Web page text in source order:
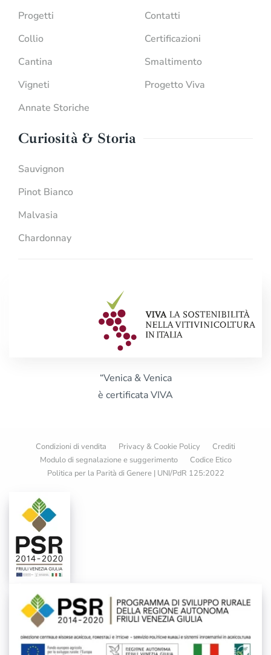
Progetti
Collio
Cantina
Vigneti
Annate Storiche
Contatti
Certificazioni
Smaltimento
Progetto Viva
Curiosità & Storia
Sauvignon
Pinot Bianco
Malvasia
Chardonnay
“Venica & Venica
è certificata VIVA
Condizioni di vendita Privacy & Cookie Policy
Crediti
Modulo di segnalazione e suggerimento
Codice Etico
Politica per la Parità di Genere | UNI/PdR 125:2022